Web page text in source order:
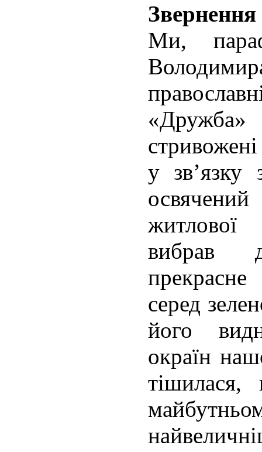
Звернення
Ми,
у зв’язку
житлової
вибрав
серед
його
окраїн